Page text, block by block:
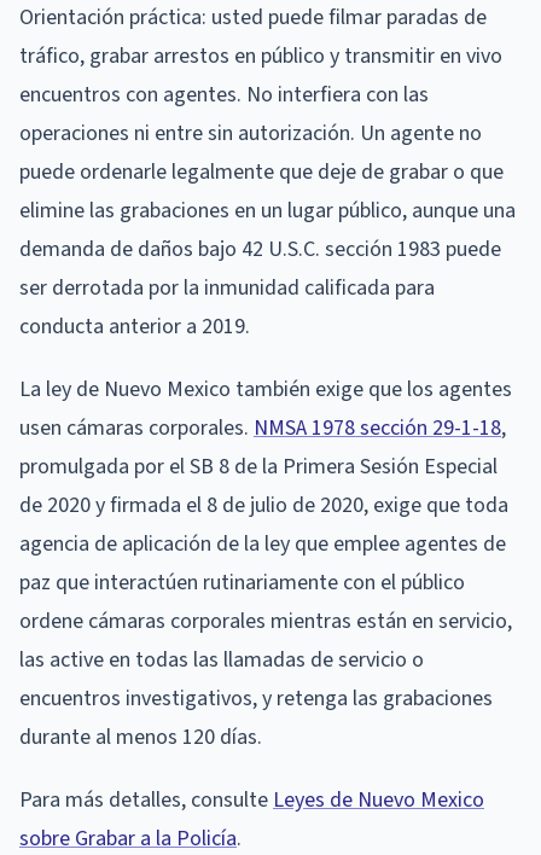
Orientación práctica: usted puede filmar paradas de
tráfico, grabar arrestos en público y transmitir en vivo
encuentros con agentes. No interfiera con las
operaciones ni entre sin autorización. Un agente no
puede ordenarle legalmente que deje de grabar o que
elimine las grabaciones en un lugar público, aunque una
demanda de daños bajo 42 U.S.C. sección 1983 puede
ser derrotada por la inmunidad calificada para
conducta anterior a 2019.
La ley de Nuevo Mexico también exige que los agentes
usen cámaras corporales. NMSA 1978 sección 29-1-18,
promulgada por el SB 8 de la Primera Sesión Especial
de 2020 y firmada el 8 de julio de 2020, exige que toda
agencia de aplicación de la ley que emplee agentes de
paz que interactúen rutinariamente con el público
ordene cámaras corporales mientras están en servicio,
las active en todas las llamadas de servicio o
encuentros investigativos, y retenga las grabaciones
durante al menos 120 días.
Para más detalles, consulte Leyes de Nuevo Mexico
sobre Grabar a la Policía.